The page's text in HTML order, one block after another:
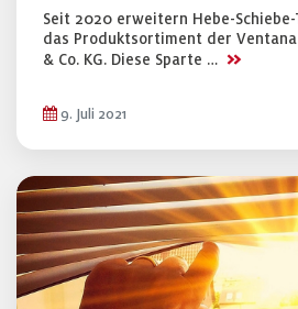
Seit 2020 erweitern Hebe-
das Produktsortiment der Ventana
& Co. KG. Diese Sparte … >>
9. Juli 2021